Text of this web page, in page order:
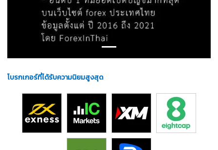
โบรกเกอร์ที่ได้รับความนิยมสูงสุด